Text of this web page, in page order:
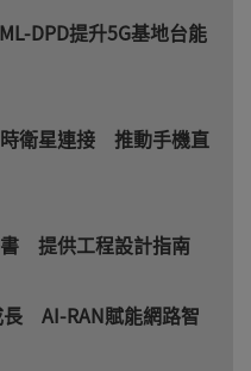
DPD提升5G基地台能
衛星連接 推動手機直
提供工程設計指南
長 AI-RAN賦能網路智